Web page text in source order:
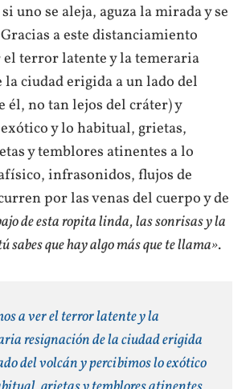
uno se aleja, aguza la mirada y se
a este distanciamiento
el terror latente y la temeraria
ciudad erigida a un lado del
él, no tan lejos del cráter) y
y lo habitual, grietas,
y temblores atinentes a lo
infrasonidos, flujos de
por las venas del cuerpo y de
de esta ropita linda, las sonrisas y la
sabes que hay algo más que te llama».
a ver el terror latente y la
resignación de la ciudad erigida
del volcán y percibimos lo exótico